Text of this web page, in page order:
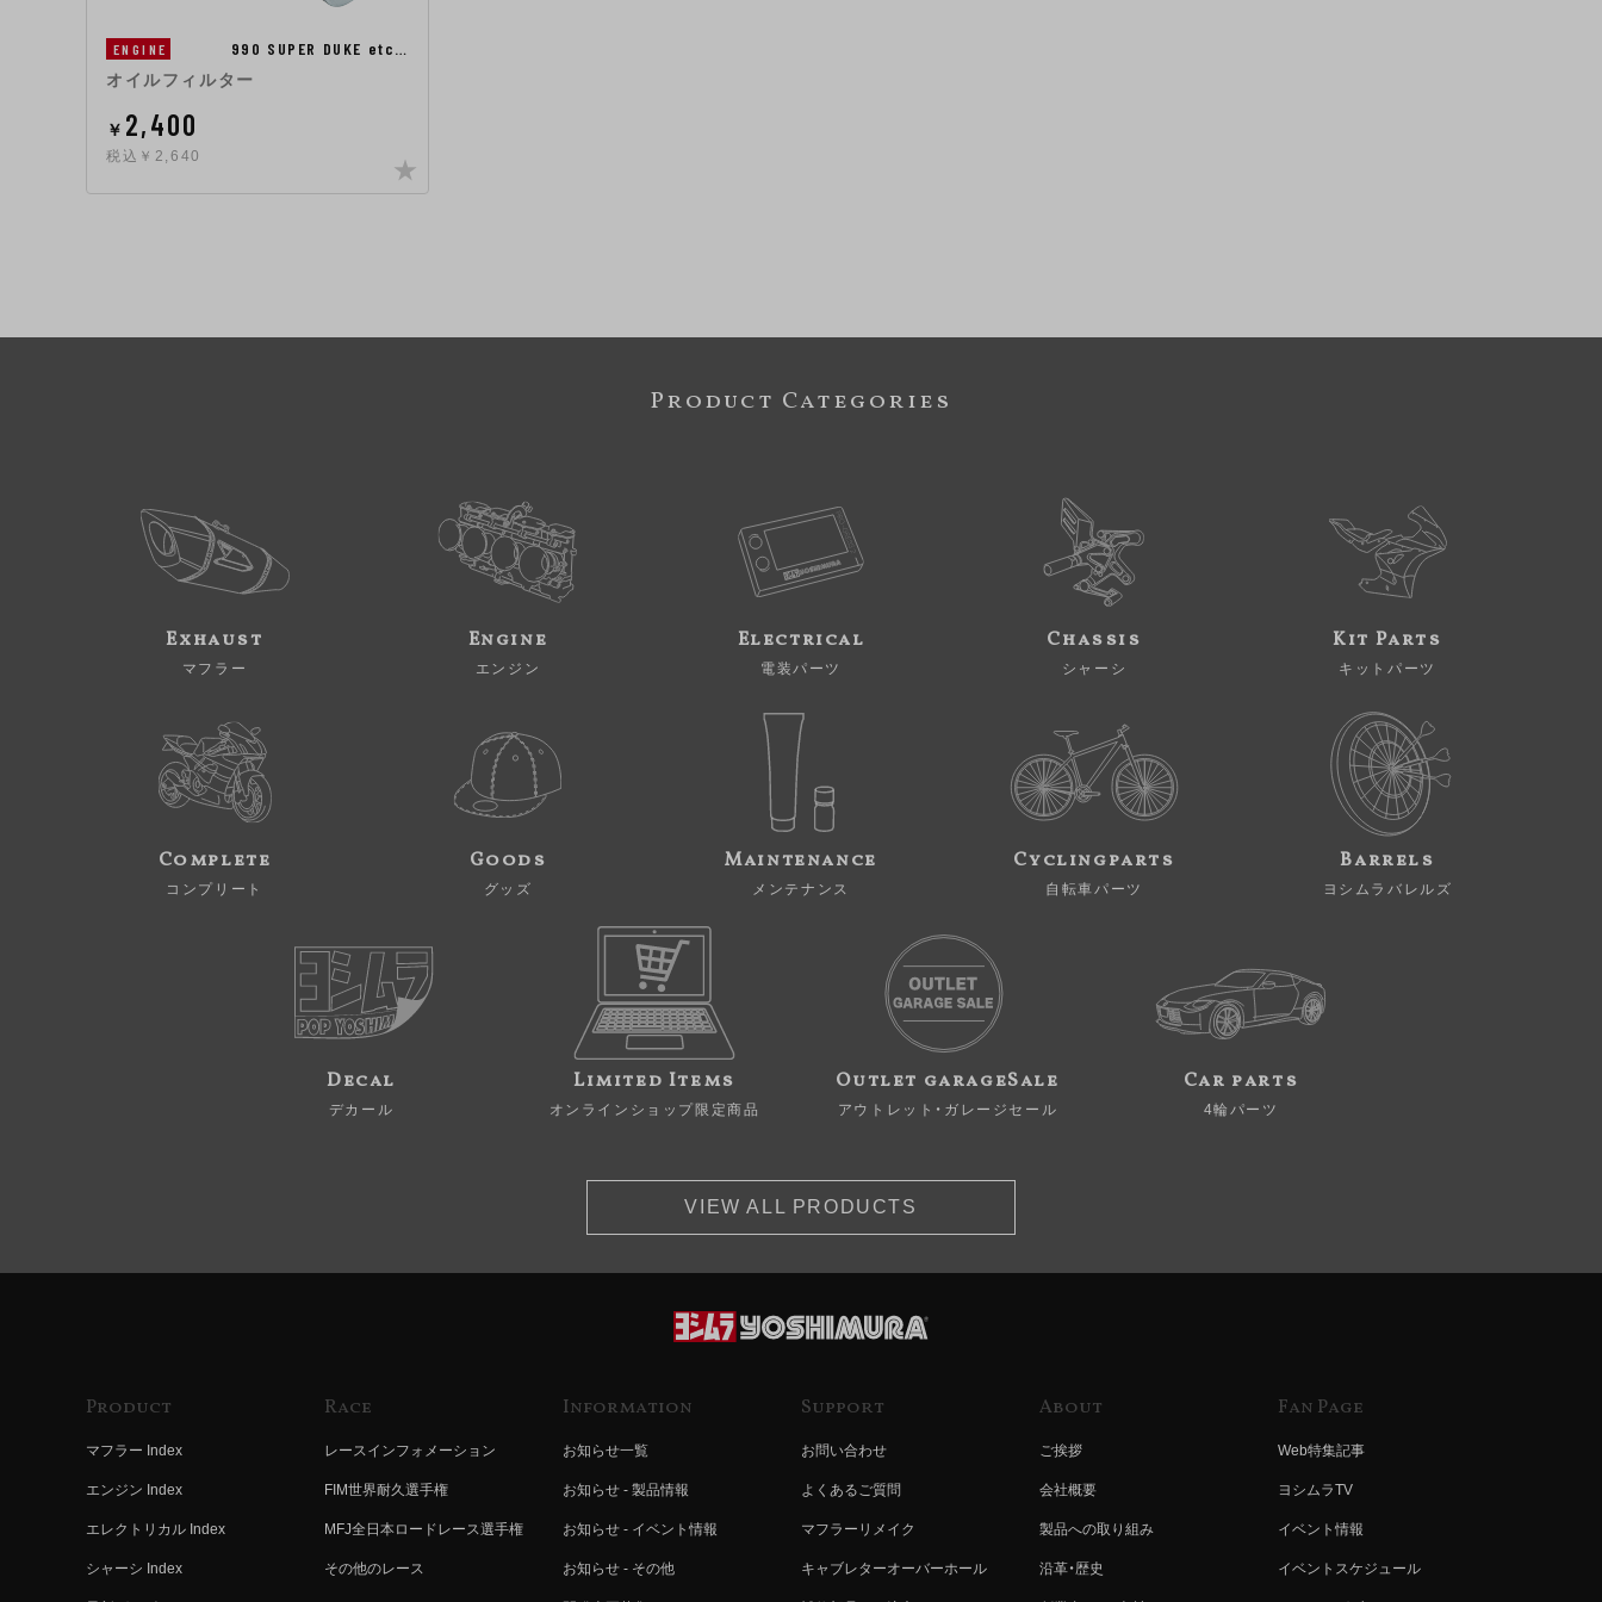
ENGINE 990 SUPER DUKE etc…
オイルフィルター
￥ 2,400
税込￥2,640
Product Categories
Exhaust
マフラー
Engine
エンジン
Electrical
電装パーツ
Chassis
シャーシ
Kit Parts
キットパーツ
Complete
コンプリート
Goods
グッズ
Maintenance
メンテナンス
Cyclingparts
自転車パーツ
Barrels
ヨシムラバレルズ
Decal
デカール
Limited Items
オンラインショップ限定商品
Outlet garageSale
アウトレット・ガレージセール
Car parts
4輪パーツ
VIEW ALL PRODUCTS
Product
マフラー Index
エンジン Index
エレクトリカル Index
シャーシ Index
Race
レースインフォメーション
FIM世界耐久選手権
MFJ全日本ロードレース選手権
その他のレース
Information
お知らせ一覧
お知らせ - 製品情報
お知らせ - イベント情報
お知らせ - その他
Support
お問い合わせ
よくあるご質問
マフラーリメイク
キャブレターオーバーホール
About
ご挨拶
会社概要
製品への取り組み
沿革・歴史
Fan Page
Web特集記事
ヨシムラTV
イベント情報
イベントスケジュール